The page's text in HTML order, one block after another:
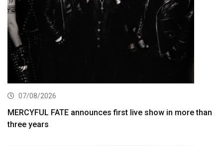
07/08/2026
MERCYFUL FATE announces first live show in more than
three years